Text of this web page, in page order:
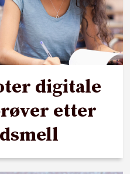
digitale
etter